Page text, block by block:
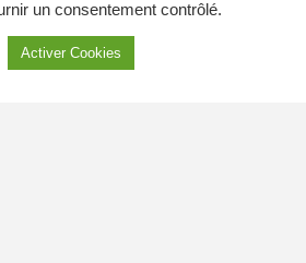
André 73370 Le Bourget-du-Lac
un consentement contrôlé.
Activer Cookies